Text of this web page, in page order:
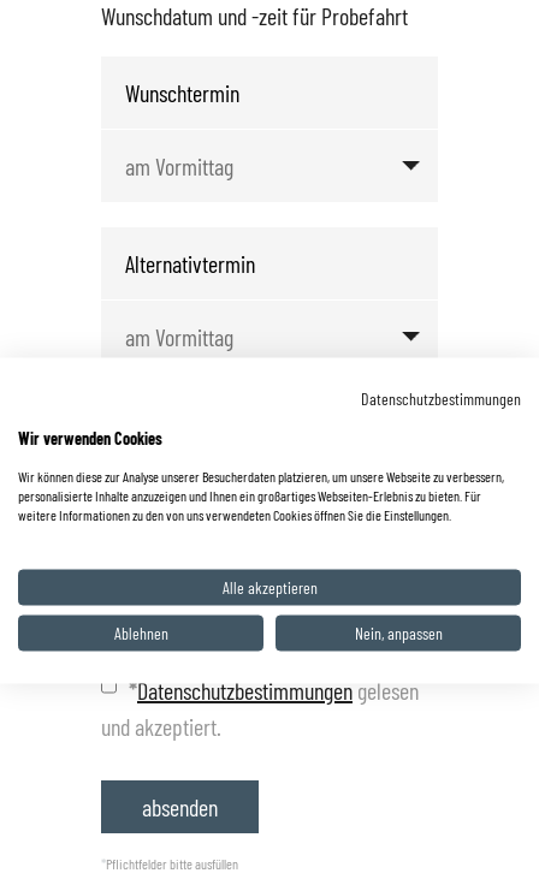
Wunschdatum und -zeit für Probefahrt
*Datenschutzbestimmungen gelesen
und akzeptiert.
*Pflichtfelder bitte ausfüllen
Datenschutzbestimmungen
Wir verwenden Cookies
Wir können diese zur Analyse unserer Besucherdaten platzieren, um unsere Webseite zu verbessern,
personalisierte Inhalte anzuzeigen und Ihnen ein großartiges Webseiten-Erlebnis zu bieten. Für
weitere Informationen zu den von uns verwendeten Cookies öffnen Sie die Einstellungen.
Alle akzeptieren
Ablehnen Nein, anpassen